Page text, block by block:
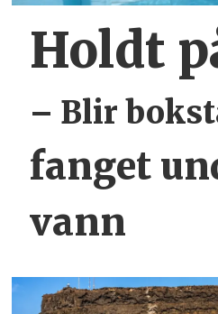
Holdt
– Blir
fanget
vann